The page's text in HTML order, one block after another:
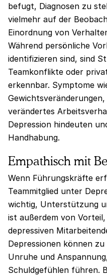
befugt, Diagnosen zu
vielmehr auf der
Einordnung von
Während persönliche
identifizieren sind, sind
Teamkonflikte oder
erkennbar. Symptome
verändertes
Depression hindeuten
Handhabung.
Empathisch mit
Wenn Führungskräfte
Teammitglied unter
wichtig, Unterstützung
ist außerdem von
depressiven
Depressionen können
Unruhe und
Schuldgefühlen führen.